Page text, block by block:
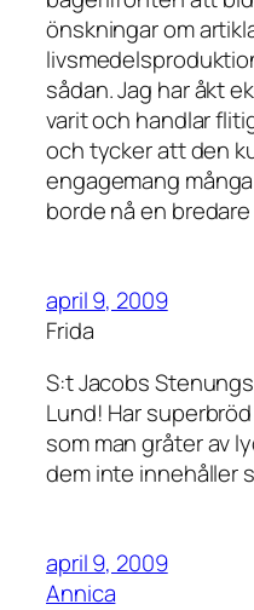
önskningar om
sådan. Jag har åkt
varit och handlar
och tycker att den
engagemang
borde nå en
april 9, 2009
Frida
S:t Jacobs
Lund! Har
som man gråter av
dem inte innehåller
april 9, 2009
Annica